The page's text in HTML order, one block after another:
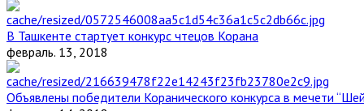
В Ташкенте стартует конкурс чтецов Корана
февраль. 13, 2018
Объявлены победители Коранического конкурса в мечети